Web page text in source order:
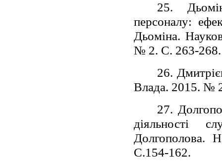
25.
персоналу:
Дьоміна.
№ 2. С. 263-268.
26.
Влада. 2015. №
27.
діяльності
С.154-162.